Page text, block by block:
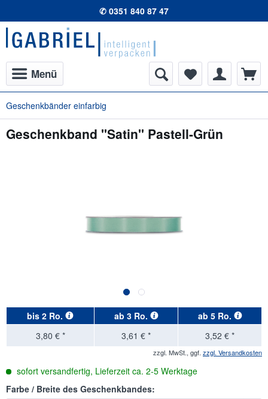
✆ 0351 840 87 47
Menü
Geschenkbänder einfarbig
Geschenkband "Satin" Pastell-Grün
bis 2 Ro. ab 3 Ro. ab 5 Ro.
3,80 € *
3,61 € * 3,52 € *
zzgl. MwSt., ggf. zzgl. Versandkosten
sofort versandfertig, Lieferzeit ca. 2-5 Werktage
Farbe / Breite des Geschenkbandes: